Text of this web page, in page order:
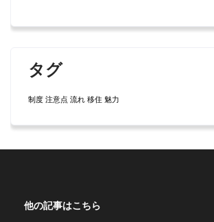
タグ
制度 注意点 流れ 移住 魅力
他の記事はこちら